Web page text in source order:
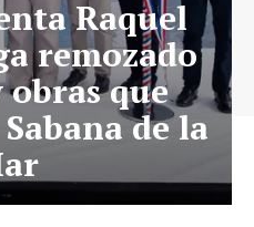
Raquel
remozado
que
de la